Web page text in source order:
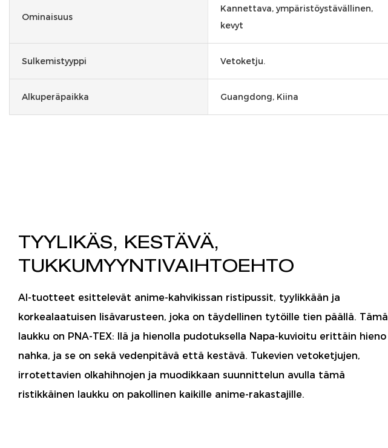
Ominaisuus
Kannettava, ympäristöystävällinen,
kevyt
Sulkemistyyppi Vetoketju.
Alkuperäpaikka Guangdong, Kiina
TYYLIKÄS, KESTÄVÄ,
TUKKUMYYNTIVAIHTOEHTO
AI-tuotteet esittelevät anime-kahvikissan ristipussit, tyylikkään ja
korkealaatuisen lisävarusteen, joka on täydellinen tytöille tien päällä. Tämä
laukku on PNA-TEX: llä ja hienolla pudotuksella Napa-kuvioitu erittäin hieno
nahka, ja se on sekä vedenpitävä että kestävä. Tukevien vetoketjujen,
irrotettavien olkahihnojen ja muodikkaan suunnittelun avulla tämä
ristikkäinen laukku on pakollinen kaikille anime-rakastajille.